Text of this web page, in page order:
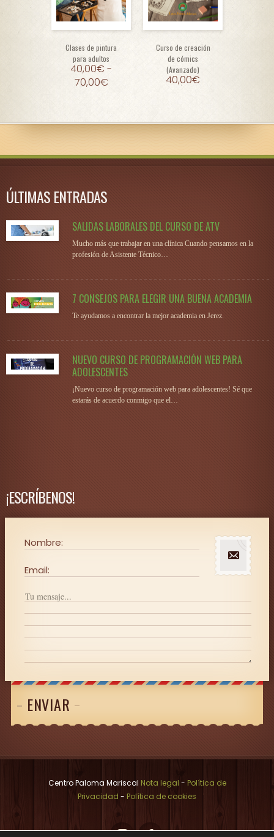
Clases de pintura
para adultos
40,00€-
70,00€
Curso de creación
de cómics
(Avanzado)
40,00€
ÚLTIMAS ENTRADAS
SALIDAS LABORALES DEL CURSO DE ATV
Mucho más que trabajar en una clínica Cuando pensamos en la
profesión de Asistente Técnico…
7 CONSEJOS PARA ELEGIR UNA BUENA ACADEMIA
Te ayudamos a encontrar la mejor academia en Jerez.
NUEVO CURSO DE PROGRAMACIÓN WEB PARA
ADOLESCENTES
¡Nuevo curso de programación web para adolescentes! Sé que
estarás de acuerdo conmigo que el…
¡ESCRÍBENOS!
Nombre:
Email:
ENVIAR
Centro Paloma Mariscal Nota legal - Política de
Privacidad - Política de cookies